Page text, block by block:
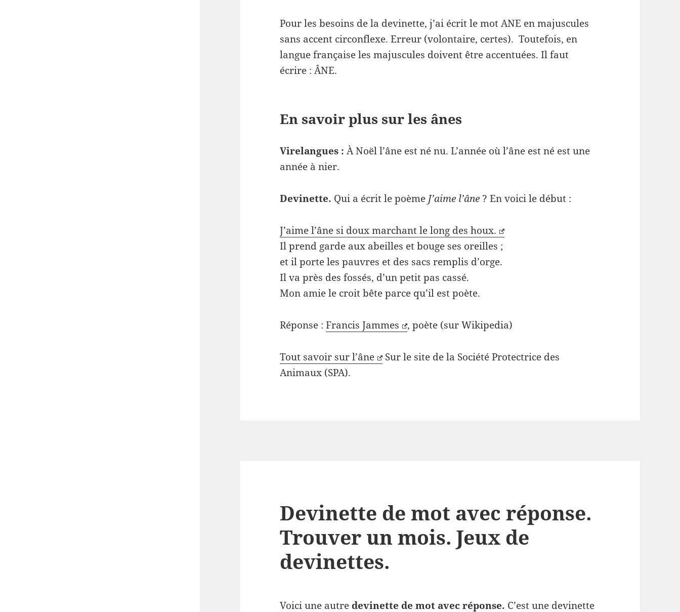
Pour les besoins de la devinette, j’ai écrit le mot ANE en majuscules
sans accent circonflexe. Erreur (volontaire, certes). Toutefois, en
langue française les majuscules doivent être accentuées. Il faut
écrire : ÂNE.
En savoir plus sur les ânes
Virelangues : À Noël l’âne est né nu. L’année où l’âne est né est une
année à nier.
Devinette. Qui a écrit le poème J’aime l’âne ? En voici le début :
J’aime l’âne si doux marchant le long des houx.
Il prend garde aux abeilles et bouge ses oreilles ;
et il porte les pauvres et des sacs remplis d’orge.
Il va près des fossés, d’un petit pas cassé.
Mon amie le croit bête parce qu’il est poète.
Réponse :Francis Jammes , poète (sur Wikipedia)
Tout savoir sur l’âne
Sur le site de la Société Protectrice des
Animaux (SPA).
Devinette de mot avec réponse.
Trouver un mois. Jeux de
devinettes.
Voici une autre devinette de mot avec réponse. C’est une devinette